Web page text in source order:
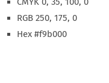
RGB 250, 175, 0
Hex #f9b000